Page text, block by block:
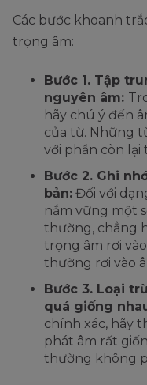
Các bước khoanh
trọng âm:
Bước 1. Tập
nguyên âm:
hãy chú ý đến
của từ. Những
với phần còn
Bước 2. Ghi
bản: Đối với
nắm vững một
thường, chẳng
trọng âm rơi
thường rơi vào
Bước 3. Loại
quá giống
chính xác, hãy
phát âm rất
thường không